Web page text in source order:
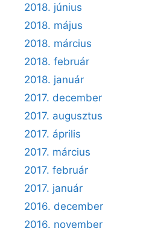
2018. június
2018. május
2018. március
2018. február
2018. január
2017. december
2017. augusztus
2017. április
2017. március
2017. február
2017. január
2016. december
2016. november